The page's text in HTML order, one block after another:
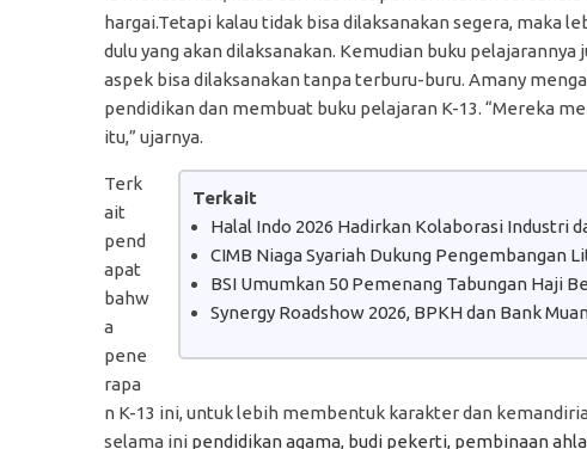
hargai.Tetapi kalau tidak bisa dilaksanakan segera, maka
dulu yang akan dilaksanakan. Kemudian buku
aspek bisa dilaksanakan tanpa terburu-buru. Amany
pendidikan dan membuat buku pelajaran K-13. “Mereka
itu,” ujarnya.
Terkait
Halal Indo 2026 Hadirkan Kolaborasi Industri
CIMB Niaga Syariah Dukung Pengembangan
BSI Umumkan 50 Pemenang Tabungan Haji
Synergy Roadshow 2026, BPKH dan Bank
Terk
ait
pend
apat
bahw
a
pene
rapa
n K-13 ini, untuk lebih membentuk karakter dan
selama ini pendidikan agama, budi pekerti, pembinaan